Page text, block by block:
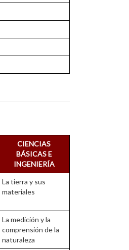
CIENCIAS
BÁSICAS E
INGENIERÍA
La tierra y sus
materiales
La medición y la
comprensión de la
naturaleza